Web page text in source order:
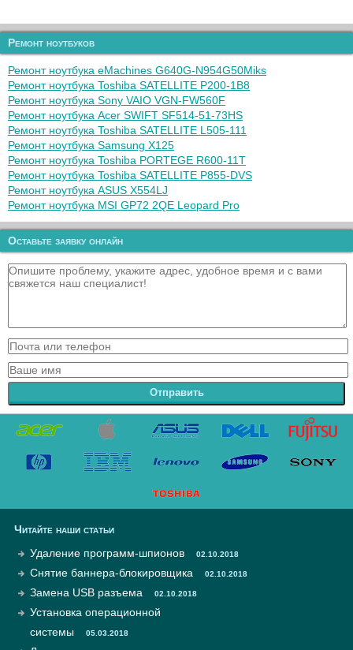
Ремонт ноутбуков
Ремонт ноутбука eMachines G640G-N954G50Miks
Ремонт ноутбука Toshiba SATELLITE P200-1B8
Ремонт ноутбука Sony VAIO VGN-FW560F
Ремонт ноутбука Acer SWIFT SF514-51-73HS
Ремонт ноутбука Toshiba SATELLITE L505-111
Ремонт ноутбука Samsung X125
Ремонт ноутбука Toshiba PORTEGE R600-11T
Ремонт ноутбука Toshiba SATELLITE P855-DVS
Ремонт ноутбука ASUS X554LJ
Ремонт ноутбука MSI GP72 2QE Leopard Pro
Оставьте заявку онлайн
Отправить
Читайте наши статьи
Удаление программ-шпионов
02.10.2018
Снятие баннера-блокировщика 02.10.2018
Замена USB разъема 02.10.2018
Установка операционной
системы
05.03.2018